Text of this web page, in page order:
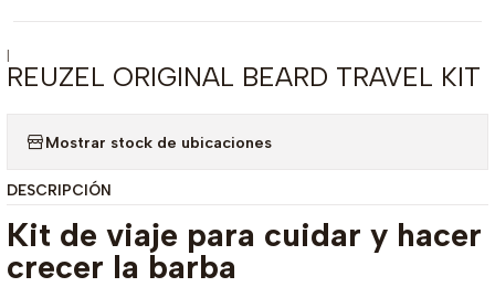
|
REUZEL ORIGINAL BEARD TRAVEL KIT
Mostrar stock de ubicaciones
DESCRIPCIÓN
Kit de viaje para cuidar y hacer
crecer la barba